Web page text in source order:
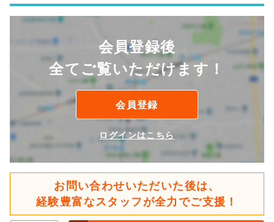
会員登録後
全てご覧いただけます！
会員登録
ログインはこちら
お問い合わせいただいた後は、
経験豊富なスタッフが全力でご支援！